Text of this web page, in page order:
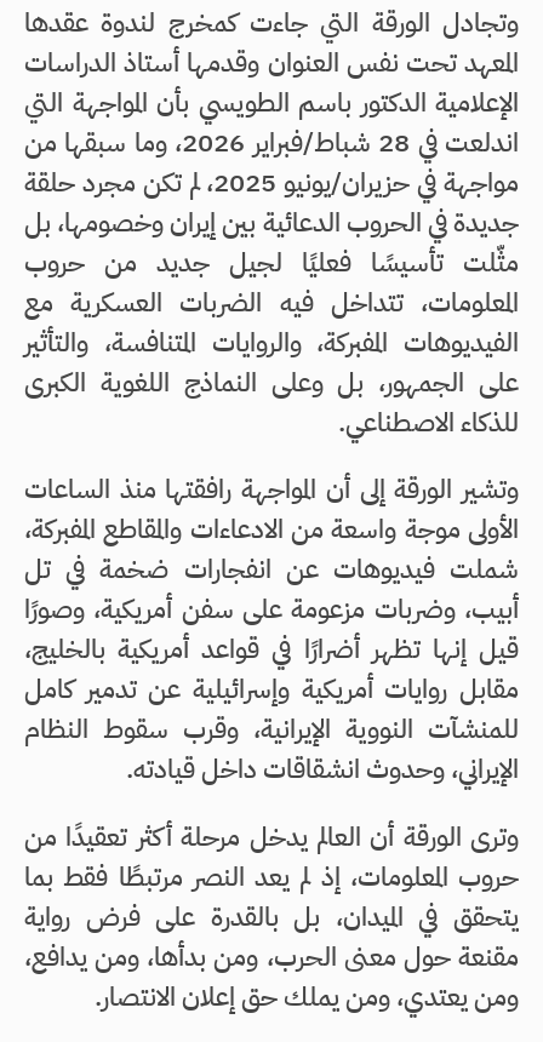
وتجادل الورقة التي جاءت كمخرج لندوة عقدها
المعهد تحت نفس العنوان وقدمها أستاذ الدراسات
الإعلامية الدكتور باسم الطويسي بأن المواجهة التي
اندلعت في 28 شباط/فبراير 2026، وما سبقها من
مواجهة في حزيران/يونيو 2025، لم تكن مجرد حلقة
جديدة في الحروب الدعائية بين إيران وخصومها، بل
مثّلت تأسيسًا فعليًا لجيل جديد من حروب
المعلومات، تتداخل فيه الضربات العسكرية مع
الفيديوهات المفبركة، والروايات المتنافسة، والتأثير
على الجمهور، بل وعلى النماذج اللغوية الكبرى
للذكاء الاصطناعي.
وتشير الورقة إلى أن المواجهة رافقتها منذ الساعات
الأولى موجة واسعة من الادعاءات والمقاطع المفبركة،
شملت فيديوهات عن انفجارات ضخمة في تل
أبيب، وضربات مزعومة على سفن أمريكية، وصورًا
قيل إنها تظهر أضرارًا في قواعد أمريكية بالخليج،
مقابل روايات أمريكية وإسرائيلية عن تدمير كامل
للمنشآت النووية الإيرانية، وقرب سقوط النظام
الإيراني، وحدوث انشقاقات داخل قيادته.
وترى الورقة أن العالم يدخل مرحلة أكثر تعقيدًا من
حروب المعلومات، إذ لم يعد النصر مرتبطًا فقط بما
يتحقق في الميدان، بل بالقدرة على فرض رواية
مقنعة حول معنى الحرب، ومن بدأها، ومن يدافع،
ومن يعتدي، ومن يملك حق إعلان الانتصار.